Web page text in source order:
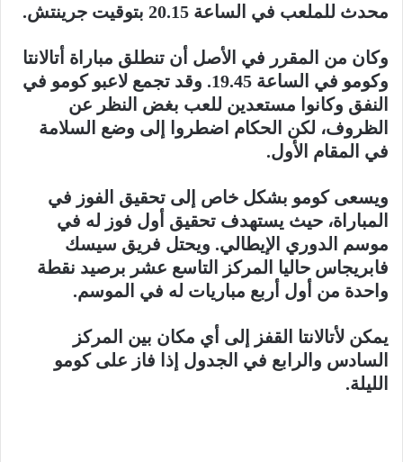
محدث للملعب في الساعة 20.15 بتوقيت جرينتش.
وكان من المقرر في الأصل أن تنطلق مباراة أتالانتا
وكومو في الساعة 19.45. وقد تجمع لاعبو كومو في
النفق وكانوا مستعدين للعب بغض النظر عن
الظروف، لكن الحكام اضطروا إلى وضع السلامة
في المقام الأول.
ويسعى كومو بشكل خاص إلى تحقيق الفوز في
المباراة، حيث يستهدف تحقيق أول فوز له في
موسم الدوري الإيطالي. ويحتل فريق سيسك
فابريجاس حاليا المركز التاسع عشر برصيد نقطة
واحدة من أول أربع مباريات له في الموسم.
يمكن لأتالانتا القفز إلى أي مكان بين المركز
السادس والرابع في الجدول إذا فاز على كومو
الليلة.